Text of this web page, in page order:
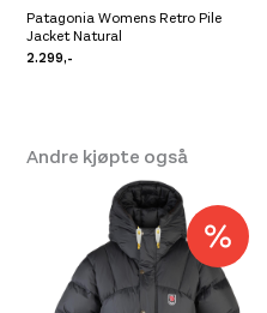
Patagonia Womens Retro Pile
Jacket Natural
2.299,-
Andre kjøpte også